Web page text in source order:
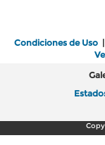
Condiciones de Uso |